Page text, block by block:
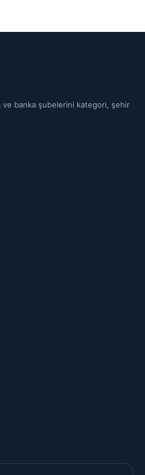
banka şubelerini kategori, şehir